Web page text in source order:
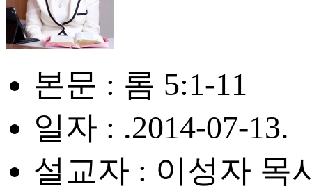
본문 : 롬 5:1-11
일자 : .2014-07-13.
설교자 : 이성자 목